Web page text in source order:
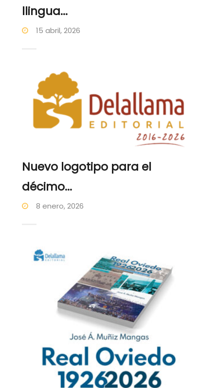
llingua...
15 abril, 2026
Nuevo logotipo para el
décimo...
8 enero, 2026